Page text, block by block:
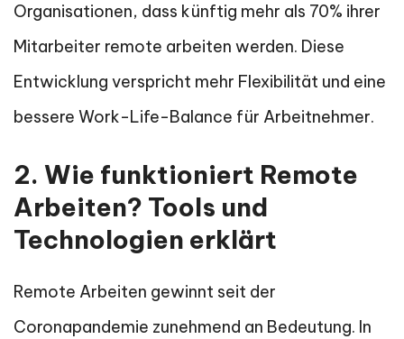
Organisationen, dass künftig mehr als 70% ihrer
Mitarbeiter remote arbeiten werden. Diese
Entwicklung verspricht mehr Flexibilität und eine
bessere Work-Life-Balance für Arbeitnehmer.
2. Wie funktioniert Remote
Arbeiten? Tools und
Technologien erklärt
Remote Arbeiten gewinnt seit der
Coronapandemie zunehmend an Bedeutung. In